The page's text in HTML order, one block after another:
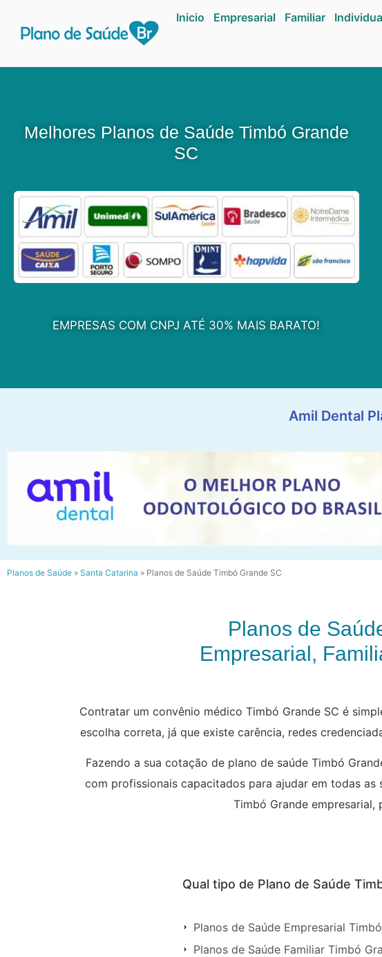
Inicio Empresarial Familiar
Melhores Planos de Saúde Timbó Grande
SC
EMPRESAS COM CNPJ ATÉ 30% MAIS BARATO!
Amil Dental
Planos de Saúde » Santa Catarina » Planos de Saúde Timbó Grande SC
Planos de
Empresarial,
Contratar um convênio médico Timbó Grande SC é
escolha correta, já que existe carência, redes
Fazendo a sua cotação de plano de saúde Timbó
com profissionais capacitados para ajudar em todas as
Timbó Grande empresarial,
Qual tipo de Plano de Saúde
Planos de Saúde Empresarial
Planos de Saúde Familiar Timbó